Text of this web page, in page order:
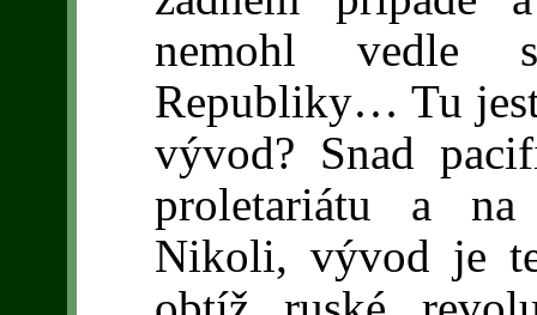
nemohl vedle
Republiky… Tu
vývod? Snad
proletariátu a na
Nikoli, vývod je